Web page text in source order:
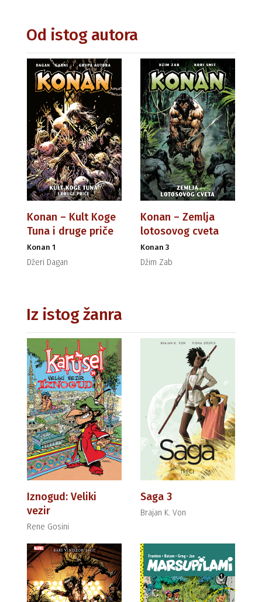
Od istog autora
Konan – Kult Koge
Tuna i druge priče
Konan 1
Džeri Dagan
Konan – Zemlja
lotosovog cveta
Konan 3
Džim Zab
Iz istog žanra
Iznogud: Veliki
vezir
Rene Gosini
Saga 3
Brajan K. Von